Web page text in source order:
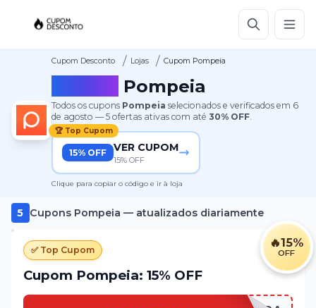
Cupom Desconto / Lojas / Cupom Pompeia
Pompeia
Todos os cupons Pompeia selecionados e verificados em 6
de agosto —5 ofertas ativas com até30% OFF.
🏆 Top Cupom
15% OFF VER CUPOM
15% OFF
Clique para copiar o código e ir à loja
5 Cupons Pompeia — atualizados diariamente
🔥15%
OFF
✅ Top Cupom
Cupom Pompeia: 15% OFF